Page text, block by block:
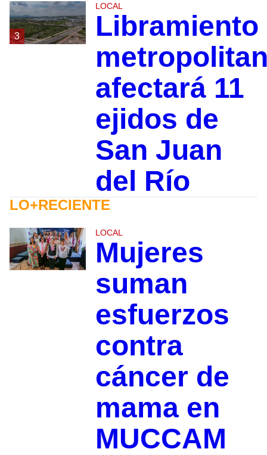
3
LOCAL
Libramiento
afectará 11
ejidos de
San Juan
del Río
LO+RECIENTE
LOCAL
Mujeres
suman
esfuerzos
contra
cáncer de
mama en
MUCCAM